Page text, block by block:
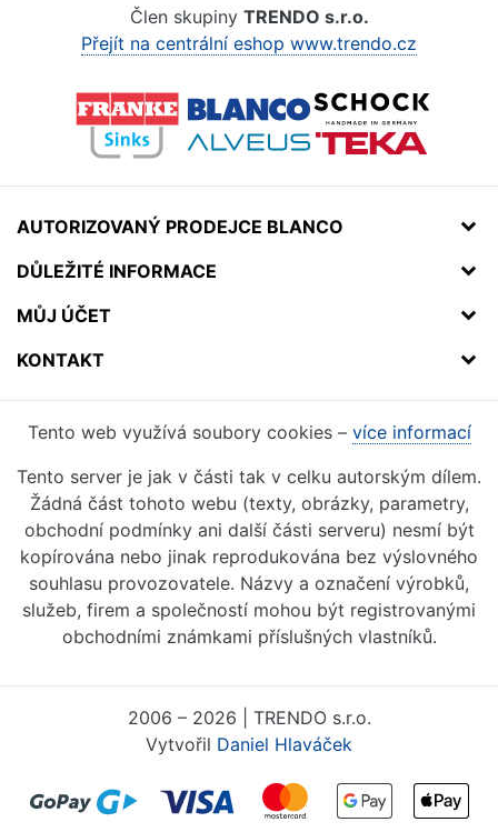
Člen skupiny TRENDO s.r.o.
Přejít na centrální eshop www.trendo.cz
AUTORIZOVANÝ PRODEJCE BLANCO
DŮLEŽITÉ INFORMACE
MŮJ ÚČET
KONTAKT
Tento web využívá soubory cookies – více informací
Tento server je jak v části tak v celku autorským dílem.
Žádná část tohoto webu (texty, obrázky, parametry,
obchodní podmínky ani další části serveru) nesmí být
kopírována nebo jinak reprodukována bez výslovného
souhlasu provozovatele. Názvy a označení výrobků,
služeb, firem a společností mohou být registrovanými
obchodními známkami příslušných vlastníků.
2006 – 2026 | TRENDO s.r.o.
Vytvořil Daniel Hlaváček